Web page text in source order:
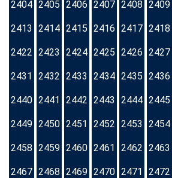
2404 2405 2406 2407 2408 2409
2413 2414 2415 2416 2417 2418
2422 2423 2424 2425 2426 2427
2431 2432 2433 2434 2435 2436
2440 2441 2442 2443 2444 2445
2449 2450 2451 2452 2453 2454
2458 2459 2460 2461 2462 2463
2467 2468 2469 2470 2471 2472